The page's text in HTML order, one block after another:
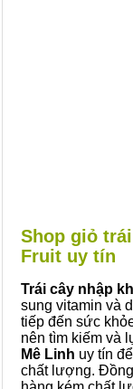
Shop giỏ
Fruit uy tín
Trái cây nhập
sung vitamin và
tiếp đến sức
nên tìm kiếm và
Mê Linh uy tín
chất lượng.